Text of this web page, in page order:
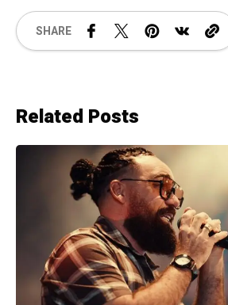
SHARE
Related Posts